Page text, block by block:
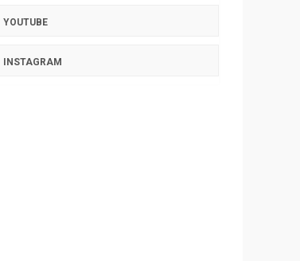
YOUTUBE
INSTAGRAM